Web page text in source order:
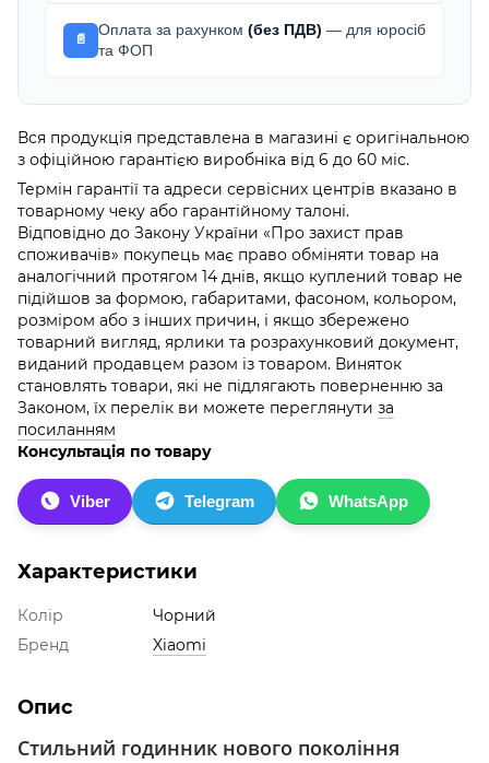
📄
Оплата за рахунком (без ПДВ) — для юросіб
та ФОП
Вся продукція представлена в магазині є оригінальною
з офіційною гарантією виробніка від 6 до 60 міс.
Термін гарантії та адреси сервісних центрів вказано в
товарному чеку або гарантійному талоні.
Відповідно до Закону України «Про захист прав
споживачів» покупець має право обміняти товар на
аналогічний протягом 14 днів, якщо куплений товар не
підійшов за формою, габаритами, фасоном, кольором,
розміром або з інших причин, і якщо збережено
товарний вигляд, ярлики та розрахунковий документ,
виданий продавцем разом із товаром. Виняток
становлять товари, які не підлягають поверненню за
Законом, їх перелік ви можете переглянути за
посиланням
Консультація по товару
Viber Telegram WhatsApp
Характеристики
Колір
Чорний
Бренд
Xiaomi
Опис
Стильний годинник нового покоління